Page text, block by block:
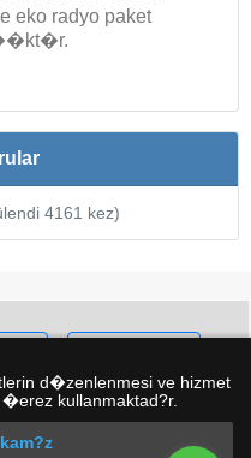
d�zenlenmesi ve hizmet
kullanmaktad?r.
eko radyo paket
4161 kez)
· Destek
· Fiyatlandırma ·